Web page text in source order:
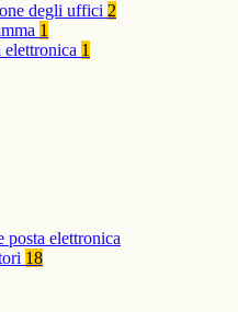
degli uffici 2
1
elettronica 1
posta elettronica
18